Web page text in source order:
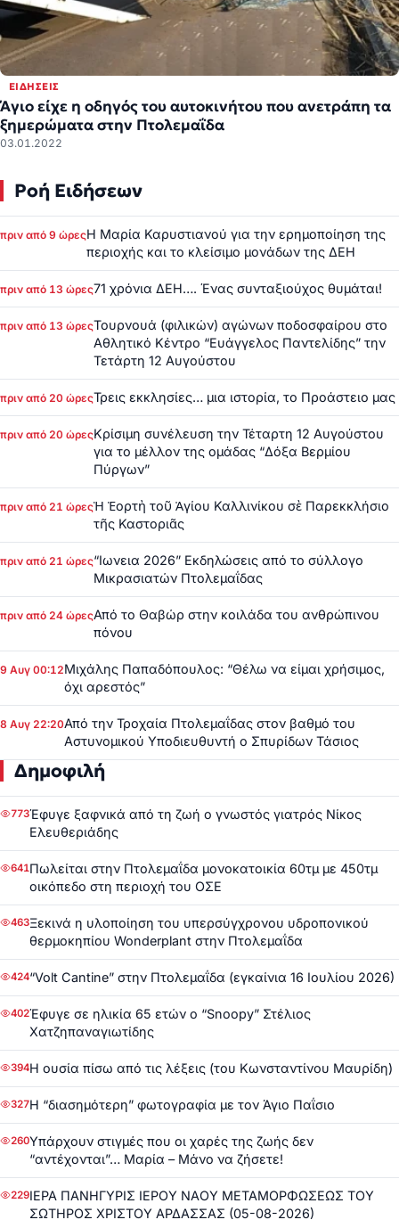
ΕΙΔΉΣΕΙΣ
Άγιο είχε η οδηγός του αυτοκινήτου που ανετράπη τα
ξημερώματα στην Πτολεμαΐδα
03.01.2022
Ροή Ειδήσεων
πριν από 9 ώρεςΗ Μαρία Καρυστιανού για την ερημοποίηση της
περιοχής και το κλείσιμο μονάδων της ΔΕΗ
πριν από 13 ώρες71 χρόνια ΔΕΗ…. Ένας συνταξιούχος θυμάται!
πριν από 13 ώρεςΤουρνουά (φιλικών) αγώνων ποδοσφαίρου στο
Αθλητικό Κέντρο “Ευάγγελος Παντελίδης” την
Τετάρτη 12 Αυγούστου
πριν από 20 ώρεςΤρεις εκκλησίες… μια ιστορία, το Προάστειο μας
πριν από 20 ώρεςΚρίσιμη συνέλευση την Τέταρτη 12 Αυγούστου
για το μέλλον της ομάδας “Δόξα Βερμίου
Πύργων”
πριν από 21 ώρεςἩ Ἑορτὴ τοῦ Ἁγίου Καλλινίκου σὲ Παρεκκλήσιο
τῆς Καστοριᾶς
πριν από 21 ώρες“Ιωνεια 2026” Εκδηλώσεις από το σύλλογο
Μικρασιατών Πτολεμαΐδας
πριν από 24 ώρεςΑπό το Θαβώρ στην κοιλάδα του ανθρώπινου
πόνου
9 Αυγ 00:12Μιχάλης Παπαδόπουλος: “Θέλω να είμαι χρήσιμος,
όχι αρεστός”
8 Αυγ 22:20Από την Τροχαία Πτολεμαΐδας στον βαθμό του
Αστυνομικού Υποδιευθυντή ο Σπυρίδων Τάσιος
Δημοφιλή
773Έφυγε ξαφνικά από τη ζωή ο γνωστός γιατρός Νίκος
Ελευθεριάδης
641Πωλείται στην Πτολεμαΐδα μονοκατοικία 60τμ με 450τμ
οικόπεδο στη περιοχή του ΟΣΕ
463Ξεκινά η υλοποίηση του υπερσύγχρονου υδροπονικού
θερμοκηπίου Wonderplant στην Πτολεμαΐδα
424“Volt Cantine” στην Πτολεμαΐδα (εγκαίνια 16 Ιουλίου 2026)
402Έφυγε σε ηλικία 65 ετών ο “Snoopy” Στέλιος
Χατζηπαναγιωτίδης
394Η ουσία πίσω από τις λέξεις (του Κωνσταντίνου Μαυρίδη)
327Η “διασημότερη” φωτογραφία με τον Άγιο Παΐσιο
260Υπάρχουν στιγμές που οι χαρές της ζωής δεν
“αντέχονται”… Μαρία – Μάνο να ζήσετε!
229ΙΕΡΑ ΠΑΝΗΓΥΡΙΣ ΙΕΡΟΥ ΝΑΟΥ ΜΕΤΑΜΟΡΦΩΣΕΩΣ ΤΟΥ
ΣΩΤΗΡΟΣ ΧΡΙΣΤΟΥ ΑΡΔΑΣΣΑΣ (05-08-2026)